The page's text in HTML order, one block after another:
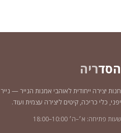
הסדריה
חנות יצירה ייחודית לאוהבי אמנות הנייר — נייר
יפני, כלי כריכה, קיטים ליצירה עצמית ועוד.
שעות פתיחה: א׳–ה׳ 10:00–18:00